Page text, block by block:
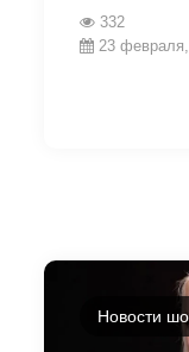
332
23
Новости